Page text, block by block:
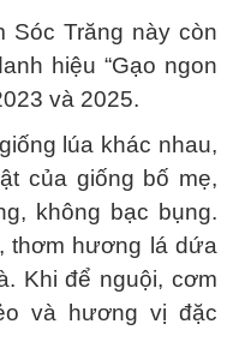
Sóc Trăng này còn
hiệu “Gạo ngon
và 2025.
lúa khác nhau,
của giống bố mẹ,
không bạc bụng.
thơm hương lá dứa
Khi để nguội, cơm
và hương vị đặc